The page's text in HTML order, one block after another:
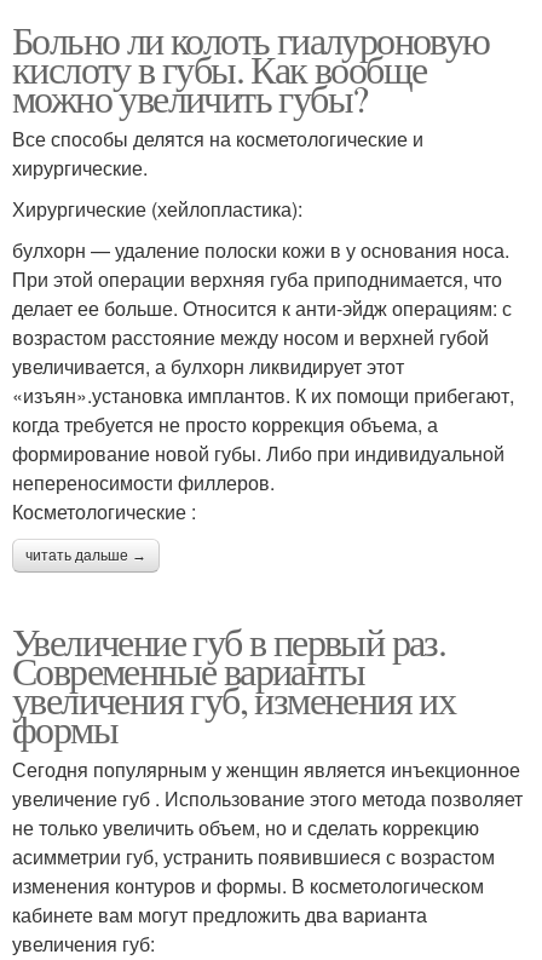
Больно ли колоть гиалуроновую
кислоту в губы. Как вообще
можно увеличить губы?
Все способы делятся на косметологические и
хирургические.
Хирургические (хейлопластика):
булхорн — удаление полоски кожи в у основания носа.
При этой операции верхняя губа приподнимается, что
делает ее больше. Относится к анти-эйдж операциям: с
возрастом расстояние между носом и верхней губой
увеличивается, а булхорн ликвидирует этот
«изъян».установка имплантов. К их помощи прибегают,
когда требуется не просто коррекция объема, а
формирование новой губы. Либо при индивидуальной
непереносимости филлеров.
Косметологические :
читать дальше →
Увеличение губ в первый раз.
Современные варианты
увеличения губ, изменения их
формы
Сегодня популярным у женщин является инъекционное
увеличение губ . Использование этого метода позволяет
не только увеличить объем, но и сделать коррекцию
асимметрии губ, устранить появившиеся с возрастом
изменения контуров и формы. В косметологическом
кабинете вам могут предложить два варианта
увеличения губ: